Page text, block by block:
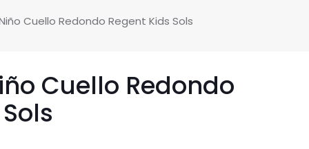
Cuello Redondo Regent Kids Sols
Cuello Redondo